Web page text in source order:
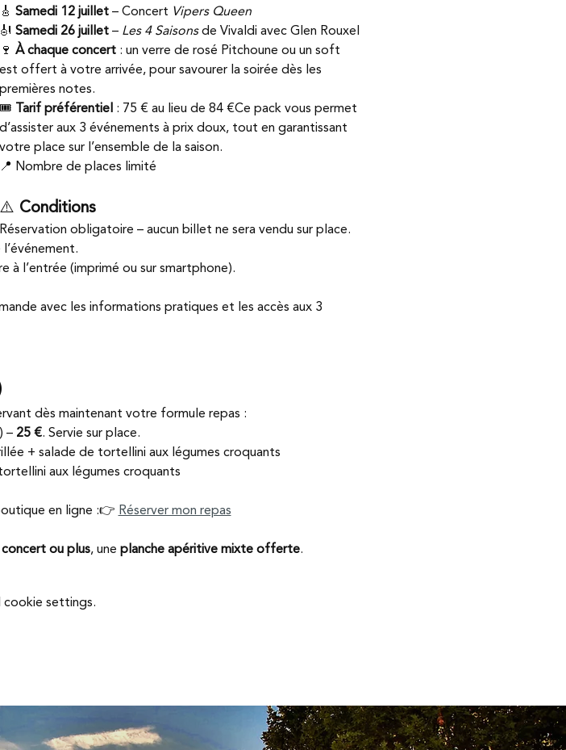
🎸 Samedi 12 juillet – Concert Vipers Queen
🎻 Samedi 26 juillet – Les 4 Saisons de Vivaldi avec Glen Rouxel
🍷 À chaque concert : un verre de rosé Pitchoune ou un soft
est offert à votre arrivée, pour savourer la soirée dès les
premières notes.
🎟️ Tarif préférentiel : 75 € au lieu de 84 €Ce pack vous permet
d’assister aux 3 événements à prix doux, tout en garantissant
votre place sur l’ensemble de la saison.
📍 Nombre de places limité
⚠️ Conditions
Réservation obligatoire – aucun billet ne sera vendu sur place.
à l’entrée (imprimé ou sur smartphone).
avec les informations pratiques et les accès aux 3
dès maintenant votre formule repas :
– 25 €. Servie sur place.
+ salade de tortellini aux légumes croquants
aux légumes croquants
en ligne :👉 Réserver mon repas
ou plus, une planche apéritive mixte offerte.
settings.